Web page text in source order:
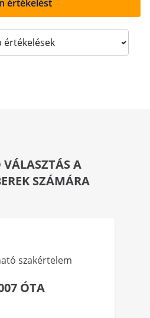
értékelést
VÁLASZTÁS A
SZÁMÁRA
szakértelem
ÓTA